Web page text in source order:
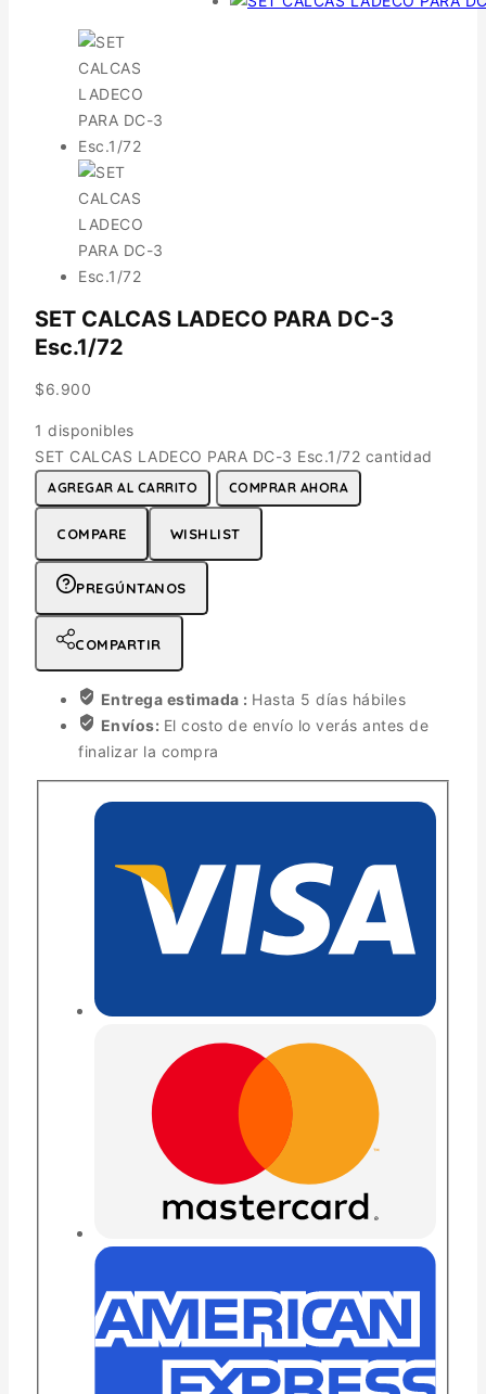
SET CALCAS LADECO PARA DC-3
Esc.1/72
$6.900
1 disponibles
SET CALCAS LADECO PARA DC-3 Esc.1/72 cantidad
AGREGAR AL CARRITO COMPRAR AHORA
COMPARE WISHLIST
PREGÚNTANOS
COMPARTIR
Entrega estimada : Hasta 5 días hábiles
Envíos: El costo de envío lo verás antes de
finalizar la compra